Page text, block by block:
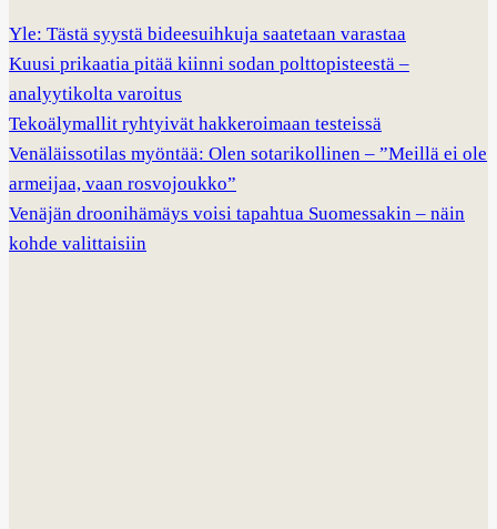
Yle: Tästä syystä bideesuihkuja saatetaan varastaa
Kuusi prikaatia pitää kiinni sodan polttopisteestä –
analyytikolta varoitus
Tekoälymallit ryhtyivät hakkeroimaan testeissä
Venäläissotilas myöntää: Olen sotarikollinen – ”Meillä ei ole
armeijaa, vaan rosvojoukko”
Venäjän droonihämäys voisi tapahtua Suomessakin – näin
kohde valittaisiin